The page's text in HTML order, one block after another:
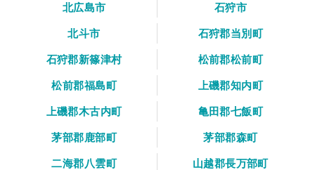
北広島市
石狩市
北斗市
石狩郡当別町
石狩郡新篠津村
松前郡松前町
松前郡福島町
上磯郡知内町
上磯郡木古内町
亀田郡七飯町
茅部郡鹿部町
茅部郡森町
二海郡八雲町
山越郡長万部町